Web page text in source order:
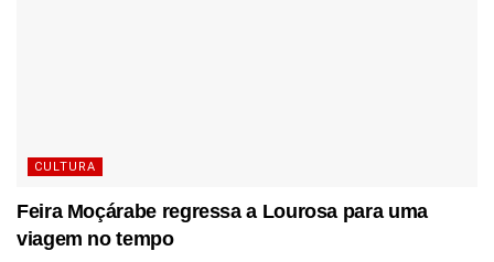
CULTURA
Feira Moçárabe regressa a Lourosa para uma
viagem no tempo